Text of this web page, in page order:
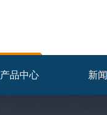
产品中心 新